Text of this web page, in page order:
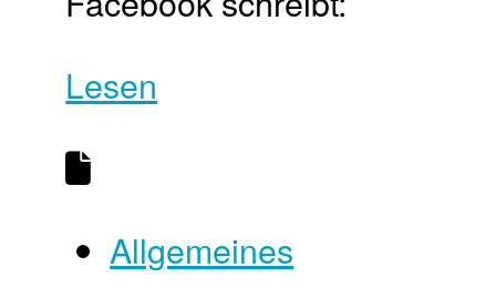
Lesen
Allgemeines